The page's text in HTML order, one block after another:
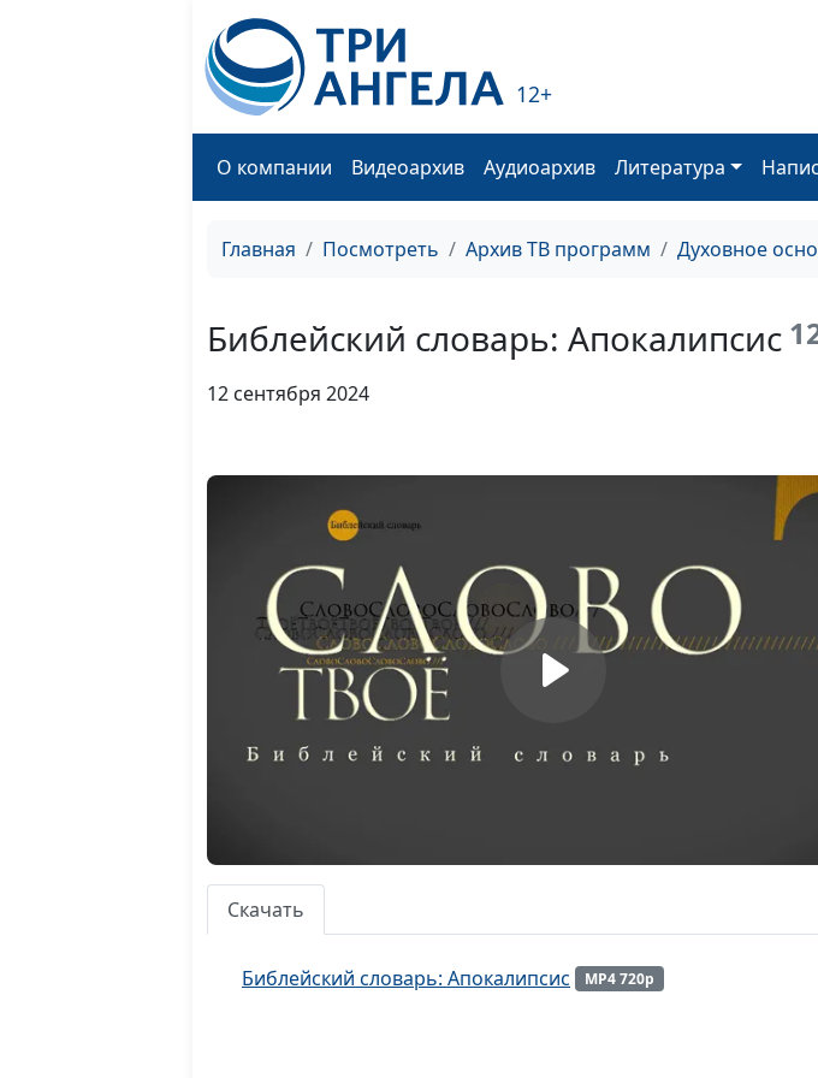
12+
О компании Видеоархив Аудиоархив Литература
Главная Посмотреть Архив ТВ программ Духовное
Библейский словарь: Апокалипсис
12 сентября 2024
Скачать
Библейский словарь: Апокалипсис MP4 720p